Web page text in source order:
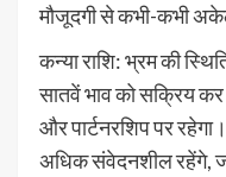
मौजूदगी से कभी-कभी
कन्या राशि: भ्रम की
सातवें भाव को सक्रिय कर
और पार्टनरशिप पर
अधिक संवेदनशील रहेंगे,